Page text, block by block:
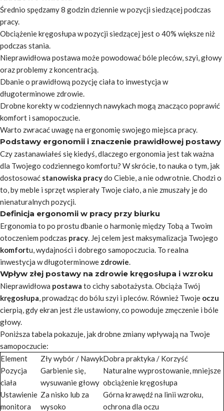
Średnio spędzamy 8 godzin dziennie w pozycji siedzącej podczas
pracy.
Obciążenie kręgosłupa w pozycji siedzącej jest o 40% większe niż
podczas stania.
Nieprawidłowa postawa może powodować bóle pleców, szyi, głowy
oraz problemy z koncentracją.
Dbanie o prawidłową pozycję ciała to inwestycja w
długoterminowe zdrowie.
Drobne korekty w codziennych nawykach mogą znacząco poprawić
komfort i samopoczucie.
Warto zwracać uwagę na ergonomię swojego miejsca pracy.
Podstawy ergonomii i znaczenie prawidłowej postawy
Czy zastanawiałeś się kiedyś, dlaczego ergonomia jest tak ważna
dla Twojego codziennego komfortu? W skrócie, to nauka o tym, jak
dostosować stanowiska pracydo Ciebie, a nie odwrotnie. Chodzi o
to, by meble i sprzęt wspierały Twoje ciało, a nie zmuszały je do
nienaturalnych pozycji.
Definicja ergonomii w pracy przy biurku
Ergonomia to po prostu dbanie o harmonię między Tobą a Twoim
otoczeniem podczas pracy. Jej celem jest maksymalizacja Twojego
komfortu, wydajności i dobrego samopoczucia. To realna
inwestycja w długoterminowe zdrowie.
Wpływ złej postawy na zdrowie kręgosłupa i wzroku
Nieprawidłowa postawa to cichy sabotażysta. Obciąża Twój
kręgosłupa, prowadząc do bólu szyi i pleców. Również Twoje oczu
cierpią, gdy ekran jest źle ustawiony, co powoduje zmęczenie i bóle
głowy.
Poniższa tabela pokazuje, jak drobne zmiany wpływają na Twoje
samopoczucie:
Element
Zły wybór / NawykDobra praktyka / Korzyść
Pozycja
ciała
Garbienie się,
wysuwanie głowy
Naturalne wyprostowanie, mniejsze
obciążenie kręgosłupa
Ustawienie
monitora
Za nisko lub za
wysoko
Górna krawędź na linii wzroku,
ochrona dla oczu